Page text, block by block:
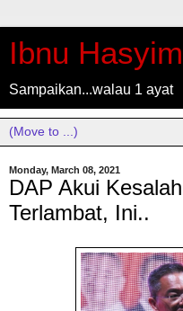
Ibnu Hasyim
Sampaikan...walau 1 ayat
Monday, March 08, 2021
DAP Akui
Terlambat, Ini..